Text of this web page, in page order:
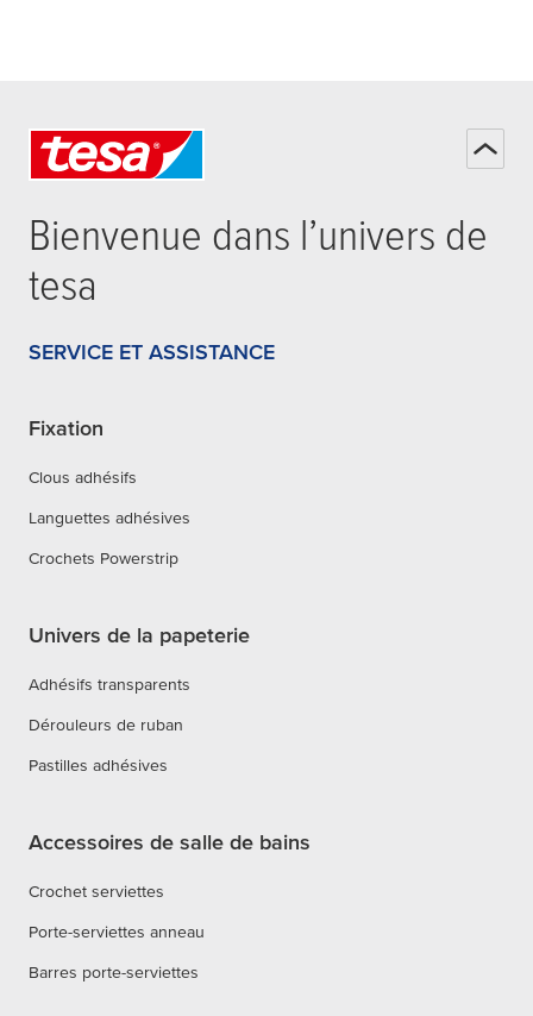
Bienvenue dans l’univers de
tesa
SERVICE ET ASSISTANCE
Fixation
Clous adhésifs
Languettes adhésives
Crochets Powerstrip
Univers de la papeterie
Adhésifs transparents
Dérouleurs de ruban
Pastilles adhésives
Accessoires de salle de bains
Crochet serviettes
Porte-serviettes anneau
Barres porte-serviettes